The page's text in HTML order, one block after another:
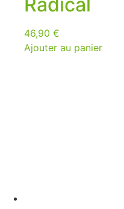
Radical
46,90 €
Ajouter au panier